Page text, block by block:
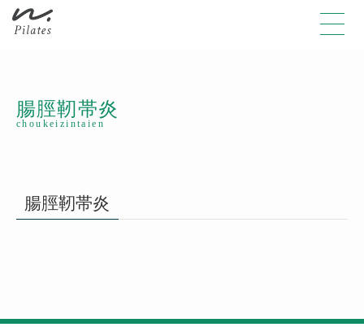
腸脛靭帯炎
choukeizintaien
腸脛靭帯炎